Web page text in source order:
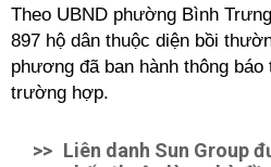
Theo UBND phường Bình
897 hộ dân thuộc diện bồi
phương đã ban hành thông
trường hợp.
>> Liên danh Sun Group